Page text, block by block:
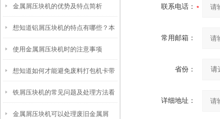
了
金属屑压块机的优势及特点简析
想知道铝屑压块机的特点有哪些？本
篇告诉你
使用金属屑压块机时的注意事项
想知道如何才能避免废料打包机卡带
就看看这些吧
铁屑压块机的常见问题及处理方法看
完便知
金属屑压块机可以处理废旧金属屑
联系电话：
常用邮箱：
省份：
详细地址：